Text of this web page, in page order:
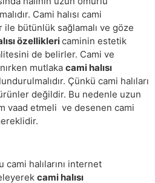
Cami halısı cami
bütünlük sağlamalı ve göze
özelliklericaminin estetik
de belirler. Cami ve
mutlaka cami halısı
Çünkü cami halıları
değildir. Bu nedenle uzun
vaad etmeli ve desenen cami
cami halılarını internet
cami halısı